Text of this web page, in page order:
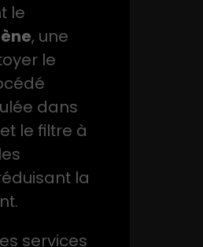
le
, une
le
dans
le filtre à
la
services